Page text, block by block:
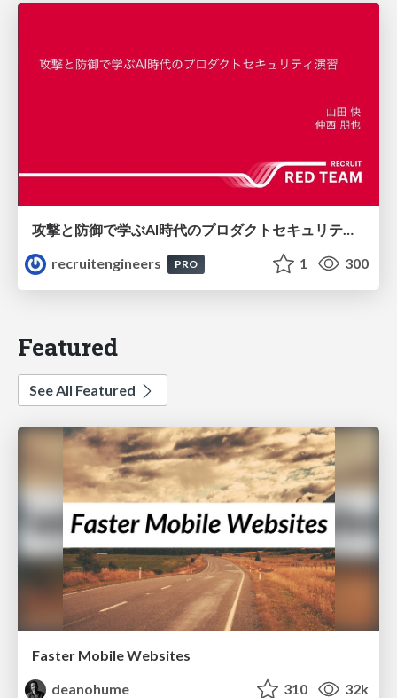
攻撃と防御で学ぶAI時代のプロダクトセキュリティ演習
recruitengineers
PRO 1 300
Featured
See All Featured
Faster Mobile Websites
deanohume
310 32k